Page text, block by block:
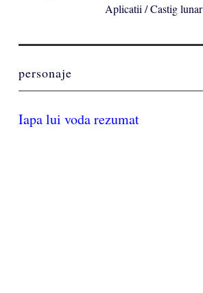
Aplicatii / Castig lunar
personaje
Iapa lui voda rezumat